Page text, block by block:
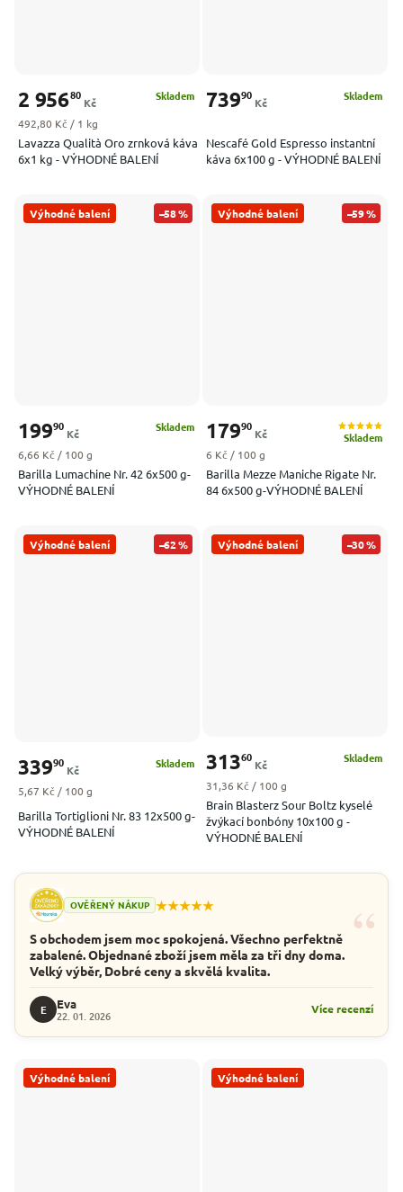
Lavazza Qualità Oro zrnková káva
6x1 kg - VÝHODNÉ BALENÍ
Skladem
2 95680
Kč
Měrná cena:
492,80 Kč / 1 kg
Nescafé Gold Espresso instantní
káva 6x100 g - VÝHODNÉ BALENÍ
Skladem
73990
Kč
Výhodné balení –58 %
Barilla Lumachine Nr. 42 6x500 g-
VÝHODNÉ BALENÍ
Skladem
19990
Kč
Měrná cena:
6,66 Kč / 100 g
Výhodné balení –59 %
Barilla Mezze Maniche Rigate Nr.
84 6x500 g-VÝHODNÉ BALENÍ
Skladem
17990
Kč
Měrná cena:
6 Kč / 100 g
Výhodné balení –62 %
Barilla Tortiglioni Nr. 83 12x500 g-
VÝHODNÉ BALENÍ
Skladem
33990
Kč
Měrná cena:
5,67 Kč / 100 g
Výhodné balení –30 %
Brain Blasterz Sour Boltz kyselé
žvýkací bonbóny 10x100 g -
VÝHODNÉ BALENÍ
Skladem
31360
Kč
Měrná cena:
31,36 Kč / 100 g
OVĚŘENÝ NÁKUP ★★★★★ “
S obchodem jsem moc spokojená. Všechno perfektně
zabalené. Objednané zboží jsem měla za tři dny doma.
Velký výběr, Dobré ceny a skvělá kvalita.
E
Eva
22. 01. 2026
Více recenzí
Výhodné balení Výhodné balení